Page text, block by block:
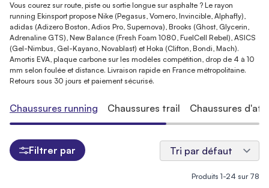
Vous courez sur route, piste ou sortie longue sur asphalte ? Le rayon
running Ekinsport propose Nike (Pegasus, Vomero, Invincible, Alphafly),
adidas (Adizero Boston, Adios Pro, Supernova), Brooks (Ghost, Glycerin,
Adrenaline GTS), New Balance (Fresh Foam 1080, FuelCell Rebel), ASICS
(Gel-Nimbus, Gel-Kayano, Novablast) et Hoka (Clifton, Bondi, Mach).
Amortis EVA, plaque carbone sur les modèles compétition, drop de 4 à 10
mm selon foulée et distance. Livraison rapide en France métropolitaine.
Retours sous 30 jours et paiement sécurisé.
Produits 1-24 sur 78
Chaussures running Chaussures trail Chaussures
Filtrer par